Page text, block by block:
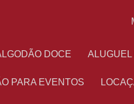
DOCE
PARA EVENTOS